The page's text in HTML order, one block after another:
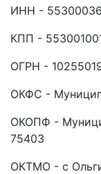
ИНН -
КПП -
ОГРН -
ОКФС -
ОКОПФ -
75403
ОКТМО - с